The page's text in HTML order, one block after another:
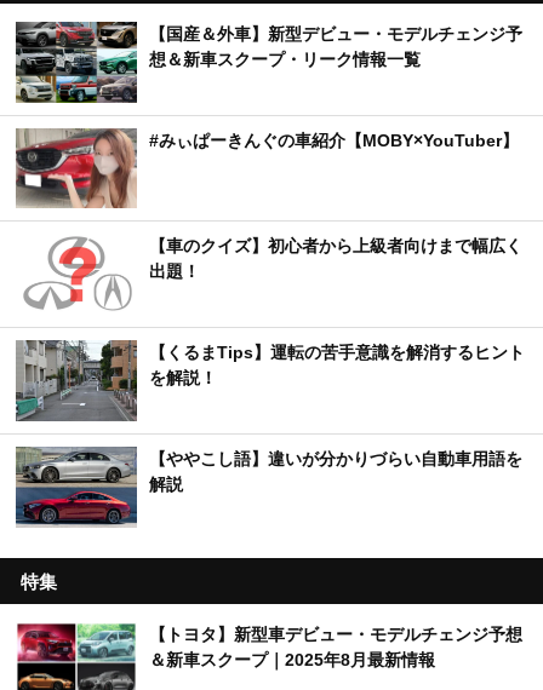
【国産＆外車】新型デビュー・モデルチェンジ予
想＆新車スクープ・リーク情報一覧
#みぃぱーきんぐの車紹介【MOBY×YouTuber】
【車のクイズ】初心者から上級者向けまで幅広く
出題！
【くるまTips】運転の苦手意識を解消するヒント
を解説！
【ややこし語】違いが分かりづらい自動車用語を
解説
特集
【トヨタ】新型車デビュー・モデルチェンジ予想
＆新車スクープ｜2025年8月最新情報